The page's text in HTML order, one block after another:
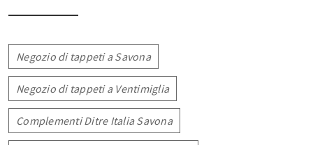
Negozio di tappeti a Savona
Negozio di tappeti a Ventimiglia
Complementi Ditre Italia Savona